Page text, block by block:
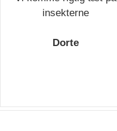
insekterne
Dorte